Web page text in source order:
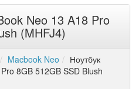
Neo 13 A18 Pro
(MHFJ4)
Macbook Neo
Ноутбук
8GB 512GB SSD Blush